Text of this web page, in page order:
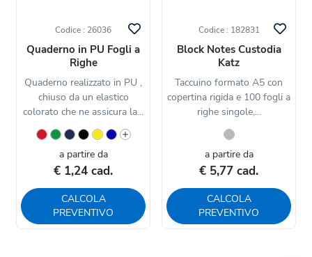
Codice : 26036
Quaderno in PU Fogli a
Righe
Quaderno realizzato in PU ,
chiuso da un elastico
colorato che ne assicura la...
a partire da
€ 1,24 cad.
CALCOLA
PREVENTIVO
Codice : 182831
Block Notes Custodia
Katz
Taccuino formato A5 con
copertina rigida e 100 fogli a
righe singole,...
a partire da
€ 5,77 cad.
CALCOLA
PREVENTIVO